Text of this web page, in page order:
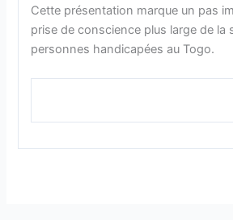
Cette présentation marque un pas
prise de conscience plus large de la
personnes handicapées au Togo.